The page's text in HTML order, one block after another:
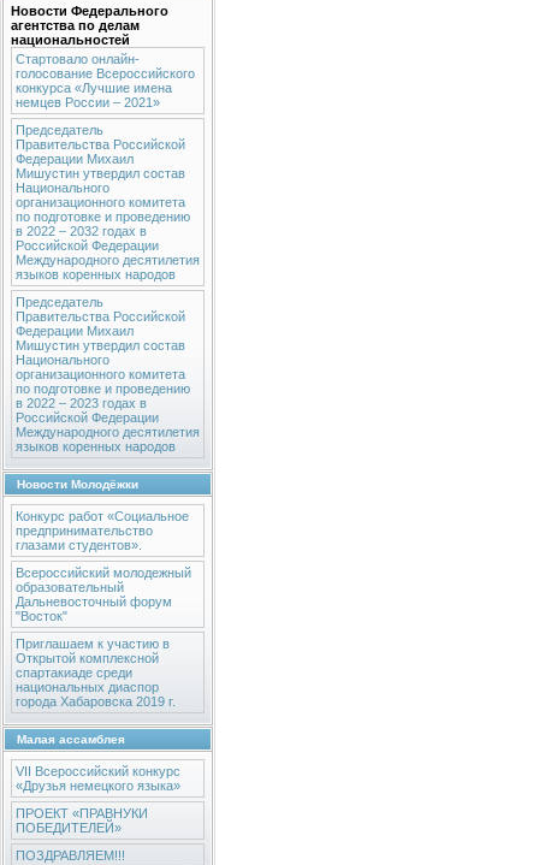
Новости Федерального
агентства по делам
национальностей
Стартовало онлайн-
голосование Всероссийского
конкурса «Лучшие имена
немцев России – 2021»
Председатель
Правительства Российской
Федерации Михаил
Мишустин утвердил состав
Национального
организационного комитета
по подготовке и проведению
в 2022 – 2032 годах в
Российской Федерации
Международного десятилетия
языков коренных народов
Председатель
Правительства Российской
Федерации Михаил
Мишустин утвердил состав
Национального
организационного комитета
по подготовке и проведению
в 2022 – 2023 годах в
Российской Федерации
Международного десятилетия
языков коренных народов
Новости Молодёжки
Конкурс работ «Социальное
предпринимательство
глазами студентов».
Всероссийский молодежный
образовательный
Дальневосточный форум
"Восток"
Приглашаем к участию в
Открытой комплексной
спартакиаде среди
национальных диаспор
города Хабаровска 2019 г.
Малая ассамблея
VII Всероссийский конкурс
«Друзья немецкого языка»
ПРОЕКТ «ПРАВНУКИ
ПОБЕДИТЕЛЕЙ»
ПОЗДРАВЛЯЕМ!!!